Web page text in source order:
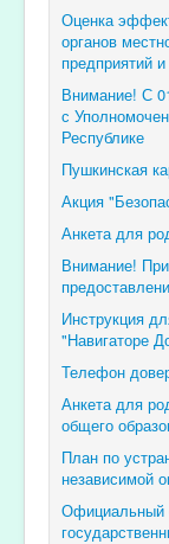
Оценка
органов
предприятий
Внимание! С
с
Республике
Пушкинская
Акция
Анкета для
Внимание!
Инструкция
"Навигаторе
Телефон
Анкета для
общего
План по
независимой
Официальный